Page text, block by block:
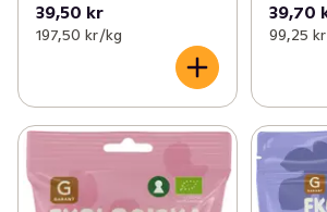
39,50 kr
197,50 kr /kg
39,70
99,25